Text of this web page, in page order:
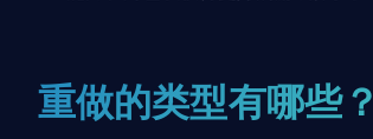
重做的类型有哪些？